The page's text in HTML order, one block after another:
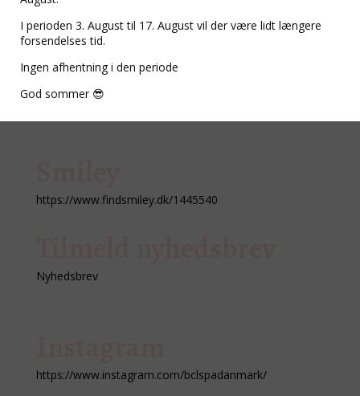
Renseservietter
Sugar Scrub
https://www.findsmiley.dk/1445540
Nyhedsbrev
https://www.instagram.com/bclspadanmark/
I perioden 3. August til 17. August vil der være lidt længere
forsendelses tid.
Ingen afhentning i den periode
God sommer 😎